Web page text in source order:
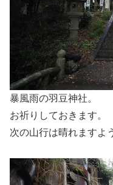
暴風雨の羽豆神社。
お祈りしておきます。
次の山行は晴れますよ